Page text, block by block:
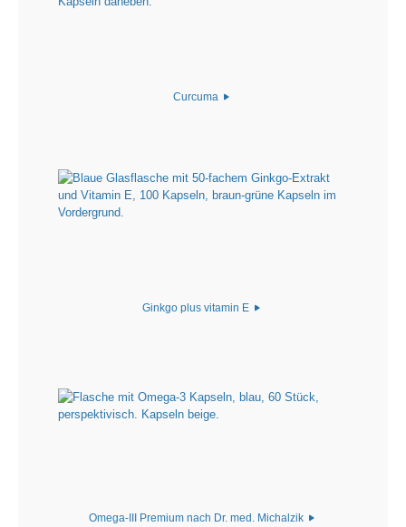
Curcuma
Ginkgo plus vitamin E
Omega-III Premium nach Dr. med. Michalzik